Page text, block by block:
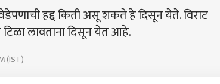
हद्द किती असू शकते हे दिसून येते. विराट
लावताना दिसून येत आहे.
(IST)